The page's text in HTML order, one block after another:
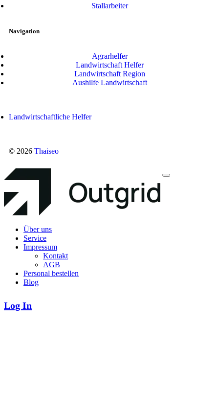
Stallarbeiter
Navigation
Agrarhelfer
Landwirtschaft Helfer
Landwirtschaft Region
Aushilfe Landwirtschaft
© 2026 Thaiseo
Landwirtschaftliche Helfer
Über uns
Service
Impressum
Kontakt
AGB
Personal bestellen
Blog
Log In